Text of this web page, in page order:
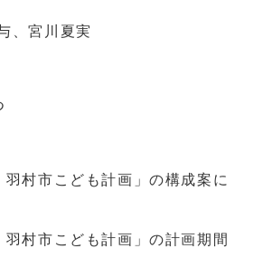
、宮川夏実
羽村市こども計画」の構成案に
羽村市こども計画」の計画期間